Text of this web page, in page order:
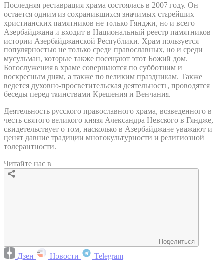
Последняя реставрация храма состоялась в 2007 году. Он
остается одним из сохранившихся значимых старейших
христианских памятников не только Гянджи, но и всего
Азербайджана и входит в Национальный реестр памятников
истории Азербайджанской Республики. Храм пользуется
популярностью не только среди православных, но и среди
мусульман, которые также посещают этот Божий дом.
Богослужения в храме совершаются по субботним и
воскресным дням, а также по великим праздникам. Также
ведется духовно-просветительская деятельность, проводятся
беседы перед таинствами Крещения и Венчания.
Деятельность русского православного храма, возведенного в
честь святого великого князя Александра Невского в Гяндже,
свидетельствует о том, насколько в Азербайджане уважают и
ценят давние традиции многокультурности и религиозной
толерантности.
Читайте нас в
Поделиться
Дзен Новости Telegram